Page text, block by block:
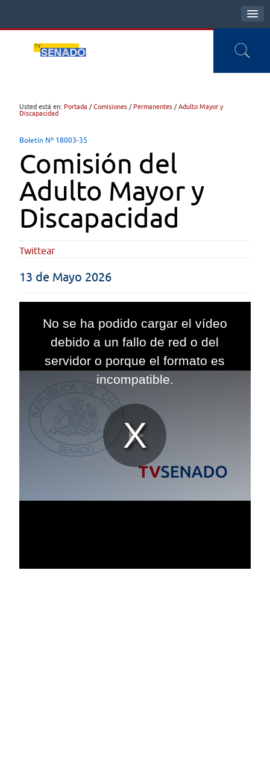
Usted está en: Portada /Comisiones / Permanentes /Adulto Mayor y
Discapacidad
Boletín Nº 18003-35
Comisión del
Adulto Mayor y
Discapacidad
Twittear
13 de Mayo 2026
window.
No se ha podido cargar el vídeo
debido a un fallo de red o del
servidor o porque el formato es
incompatible.